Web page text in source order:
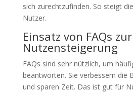
sich zurechtzufinden. So steigt
Nutzer.
Einsatz von FAQs zur
Nutzensteigerung
FAQs sind sehr nützlich, um
beantworten. Sie verbessern die
und sparen Zeit. Das ist gut für